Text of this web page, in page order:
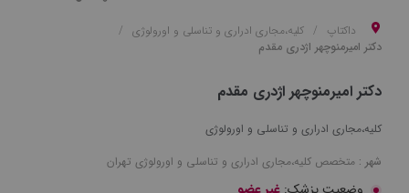
داکتاپ
کلیه،مجاری ادراری و تناسلی و اورولوژی
دکتر امیرمنوچهر اژدری مقدم
دکتر امیرمنوچهر اژدری مقدم
کلیه،مجاری ادراری و تناسلی و اورولوژی
شهر : متخصص کلیه،مجاری ادراری و تناسلی و اورولوژی تهران